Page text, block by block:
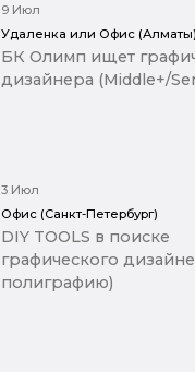
9 Июл
Удаленка или Офис (Алматы)
БК Олимп ищет
дизайнера (Middle+/
3 Июл
Офис (Санкт-Петербург)
DIY TOOLS в поиске
графического
полиграфию)